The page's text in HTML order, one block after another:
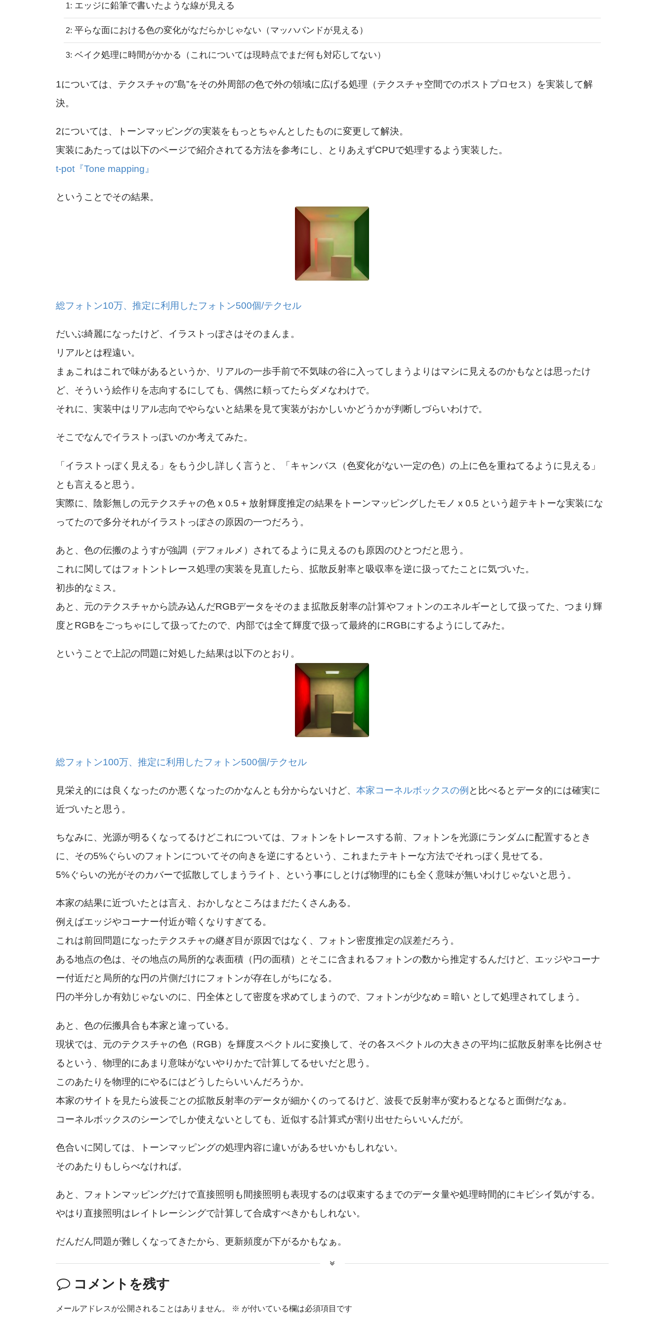
エッジに鉛筆で書いたような線が見える
平らな面における色の変化がなだらかじゃない（マッハバンドが見える）
ベイク処理に時間がかかる（これについては現時点でまだ何も対応してない）
1については、テクスチャの”島”をその外周部の色で外の領域に広げる処理（テクスチャ空間でのポストプロセス）を実装して解
決。
2については、トーンマッピングの実装をもっとちゃんとしたものに変更して解決。
実装にあたっては以下のページで紹介されてる方法を参考にし、とりあえずCPUで処理するよう実装した。
t-pot『Tone mapping』
ということでその結果。
総フォトン10万、推定に利用したフォトン500個/テクセル
だいぶ綺麗になったけど、イラストっぽさはそのまんま。
リアルとは程遠い。
まぁこれはこれで味があるというか、リアルの一歩手前で不気味の谷に入ってしまうよりはマシに見えるのかもなとは思ったけ
ど、そういう絵作りを志向するにしても、偶然に頼ってたらダメなわけで。
それに、実装中はリアル志向でやらないと結果を見て実装がおかしいかどうかが判断しづらいわけで。
そこでなんでイラストっぽいのか考えてみた。
「イラストっぽく見える」をもう少し詳しく言うと、「キャンバス（色変化がない一定の色）の上に色を重ねてるように見える」
とも言えると思う。
実際に、陰影無しの元テクスチャの色 x 0.5 + 放射輝度推定の結果をトーンマッピングしたモノ x 0.5 という超テキトーな実装にな
ってたので多分それがイラストっぽさの原因の一つだろう。
あと、色の伝搬のようすが強調（デフォルメ）されてるように見えるのも原因のひとつだと思う。
これに関してはフォトントレース処理の実装を見直したら、拡散反射率と吸収率を逆に扱ってたことに気づいた。
初歩的なミス。
あと、元のテクスチャから読み込んだRGBデータをそのまま拡散反射率の計算やフォトンのエネルギーとして扱ってた、つまり輝
度とRGBをごっちゃにして扱ってたので、内部では全て輝度で扱って最終的にRGBにするようにしてみた。
ということで上記の問題に対処した結果は以下のとおり。
総フォトン100万、推定に利用したフォトン500個/テクセル
見栄え的には良くなったのか悪くなったのかなんとも分からないけど、 本家コーネルボックスの例 と比べるとデータ的には確実に
近づいたと思う。
ちなみに、光源が明るくなってるけどこれについては、フォトンをトレースする前、フォトンを光源にランダムに配置するとき
に、その5%ぐらいのフォトンについてその向きを逆にするという、これまたテキトーな方法でそれっぽく見せてる。
5%ぐらいの光がそのカバーで拡散してしまうライト、という事にしとけば物理的にも全く意味が無いわけじゃないと思う。
本家の結果に近づいたとは言え、おかしなところはまだたくさんある。
例えばエッジやコーナー付近が暗くなりすぎてる。
これは前回問題になったテクスチャの継ぎ目が原因ではなく、フォトン密度推定の誤差だろう。
ある地点の色は、その地点の局所的な表面積（円の面積）とそこに含まれるフォトンの数から推定するんだけど、エッジやコーナ
ー付近だと局所的な円の片側だけにフォトンが存在しがちになる。
円の半分しか有効じゃないのに、円全体として密度を求めてしまうので、フォトンが少なめ = 暗い として処理されてしまう。
あと、色の伝搬具合も本家と違っている。
現状では、元のテクスチャの色（RGB）を輝度スペクトルに変換して、その各スペクトルの大きさの平均に拡散反射率を比例させ
るという、物理的にあまり意味がないやりかたで計算してるせいだと思う。
このあたりを物理的にやるにはどうしたらいいんだろうか。
本家のサイトを見たら波長ごとの拡散反射率のデータが細かくのってるけど、波長で反射率が変わるとなると面倒だなぁ。
コーネルボックスのシーンでしか使えないとしても、近似する計算式が割り出せたらいいんだが。
色合いに関しては、トーンマッピングの処理内容に違いがあるせいかもしれない。
そのあたりもしらべなければ。
あと、フォトンマッピングだけで直接照明も間接照明も表現するのは収束するまでのデータ量や処理時間的にキビシイ気がする。
やはり直接照明はレイトレーシングで計算して合成すべきかもしれない。
だんだん問題が難しくなってきたから、更新頻度が下がるかもなぁ。
コメントを残す
メールアドレスが公開されることはありません。 ※ が付いている欄は必須項目です